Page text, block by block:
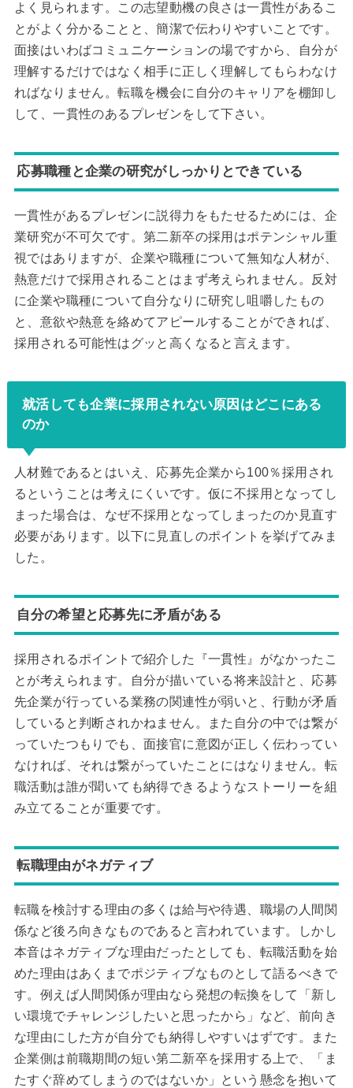
よく見られます。この志望動機の良さは一貫性があるこ
とがよく分かることと、簡潔で伝わりやすいことです。
面接はいわばコミュニケーションの場ですから、自分が
理解するだけではなく相手に正しく理解してもらわなけ
ればなりません。転職を機会に自分のキャリアを棚卸し
して、一貫性のあるプレゼンをして下さい。
応募職種と企業の研究がしっかりとできている
一貫性があるプレゼンに説得力をもたせるためには、企
業研究が不可欠です。第二新卒の採用はポテンシャル重
視ではありますが、企業や職種について無知な人材が、
熱意だけで採用されることはまず考えられません。反対
に企業や職種について自分なりに研究し咀嚼したもの
と、意欲や熱意を絡めてアピールすることができれば、
採用される可能性はグッと高くなると言えます。
就活しても企業に採用されない原因はどこにある
のか
人材難であるとはいえ、応募先企業から100％採用され
るということは考えにくいです。仮に不採用となってし
まった場合は、なぜ不採用となってしまったのか見直す
必要があります。以下に見直しのポイントを挙げてみま
した。
自分の希望と応募先に矛盾がある
採用されるポイントで紹介した『一貫性』がなかったこ
とが考えられます。自分が描いている将来設計と、応募
先企業が行っている業務の関連性が弱いと、行動が矛盾
していると判断されかねません。また自分の中では繋が
っていたつもりでも、面接官に意図が正しく伝わってい
なければ、それは繋がっていたことにはなりません。転
職活動は誰が聞いても納得できるようなストーリーを組
み立てることが重要です。
転職理由がネガティブ
転職を検討する理由の多くは給与や待遇、職場の人間関
係など後ろ向きなものであると言われています。しかし
本音はネガティブな理由だったとしても、転職活動を始
めた理由はあくまでポジティブなものとして語るべきで
す。例えば人間関係が理由なら発想の転換をして「新し
い環境でチャレンジしたいと思ったから」など、前向き
な理由にした方が自分でも納得しやすいはずです。また
企業側は前職期間の短い第二新卒を採用する上で、「ま
たすぐ辞めてしまうのではないか」という懸念を抱いて